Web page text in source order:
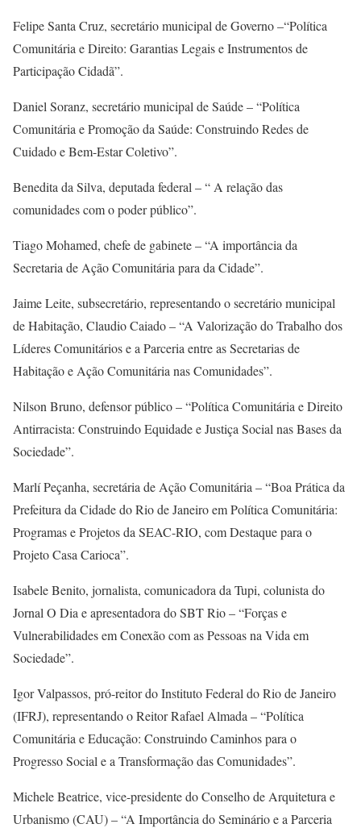
Felipe Santa Cruz, secretário municipal de Governo –“Política
Comunitária e Direito: Garantias Legais e Instrumentos de
Participação Cidadã”.
Daniel Soranz, secretário municipal de Saúde – “Política
Comunitária e Promoção da Saúde: Construindo Redes de
Cuidado e Bem-Estar Coletivo”.
Benedita da Silva, deputada federal – “ A relação das
comunidades com o poder público”.
Tiago Mohamed, chefe de gabinete – “A importância da
Secretaria de Ação Comunitária para da Cidade”.
Jaime Leite, subsecretário, representando o secretário municipal
de Habitação, Claudio Caiado – “A Valorização do Trabalho dos
Líderes Comunitários e a Parceria entre as Secretarias de
Habitação e Ação Comunitária nas Comunidades”.
Nilson Bruno, defensor público – “Política Comunitária e Direito
Antirracista: Construindo Equidade e Justiça Social nas Bases da
Sociedade”.
Marlí Peçanha, secretária de Ação Comunitária – “Boa Prática da
Prefeitura da Cidade do Rio de Janeiro em Política Comunitária:
Programas e Projetos da SEAC-RIO, com Destaque para o
Projeto Casa Carioca”.
Isabele Benito, jornalista, comunicadora da Tupi, colunista do
Jornal O Dia e apresentadora do SBT Rio – “Forças e
Vulnerabilidades em Conexão com as Pessoas na Vida em
Sociedade”.
Igor Valpassos, pró-reitor do Instituto Federal do Rio de Janeiro
(IFRJ), representando o Reitor Rafael Almada – “Política
Comunitária e Educação: Construindo Caminhos para o
Progresso Social e a Transformação das Comunidades”.
Michele Beatrice, vice-presidente do Conselho de Arquitetura e
Urbanismo (CAU) – “A Importância do Seminário e a Parceria